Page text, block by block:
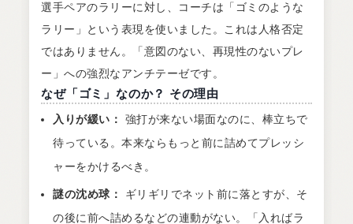
選手ペアのラリーに対し、コーチは「ゴミのような
ラリー」という表現を使いました。これは人格否定
ではありません。「意図のない、再現性のないプレ
ー」への強烈なアンチテーゼです。
なぜ「ゴミ」なのか？ その理由
入りが緩い：
強打が来ない場面なのに、棒立ちで
待っている。本来ならもっと前に詰めてプレッシ
ャーをかけるべき。
謎の沈め球：
ギリギリでネット前に落とすが、そ
の後に前へ詰めるなどの連動がない。「入ればラ